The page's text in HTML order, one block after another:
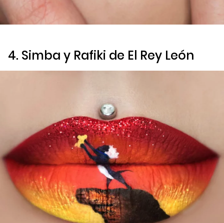
4. Simba y Rafiki de El Rey León